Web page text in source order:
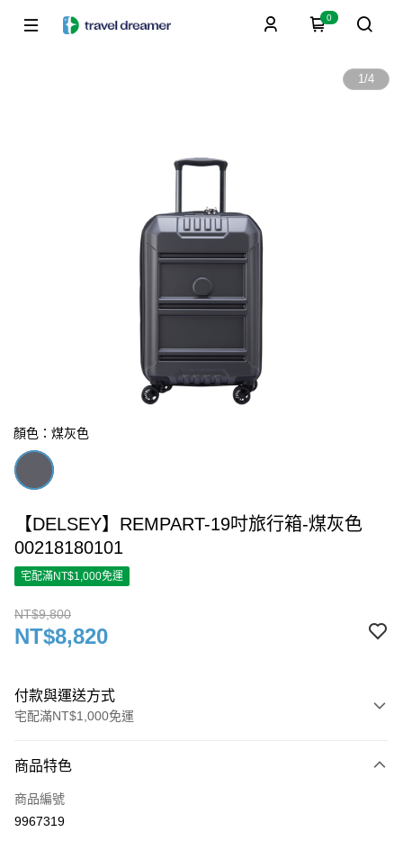
0
1/4
顏色：煤灰色
【DELSEY】REMPART-19吋旅行箱-煤灰色
00218180101
宅配滿NT$1,000免運
NT$9,800
NT$8,820
付款與運送方式
宅配滿NT$1,000免運
信用卡一次付款
信用卡分期付款
商品特色
商品編號
9967319